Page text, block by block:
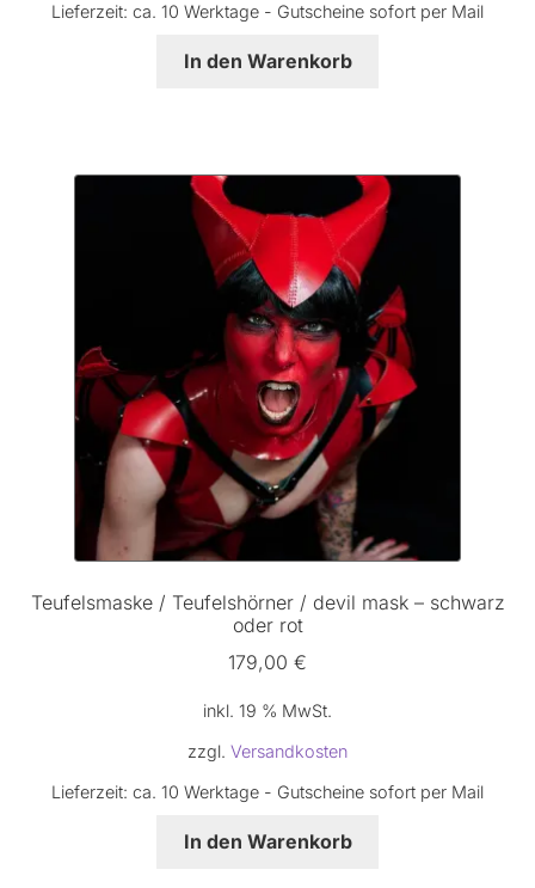
Lieferzeit: ca. 10 Werktage - Gutscheine sofort per Mail
In den Warenkorb
Teufelsmaske / Teufelshörner / devil mask – schwarz
oder rot
179,00 €
inkl. 19 % MwSt.
zzgl. Versandkosten
Lieferzeit: ca. 10 Werktage - Gutscheine sofort per Mail
In den Warenkorb